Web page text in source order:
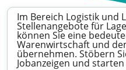
Im Bereich Logistik und
Stellenangebote für
können Sie eine
Warenwirtschaft und
übernehmen. Stöbern
Jobanzeigen und